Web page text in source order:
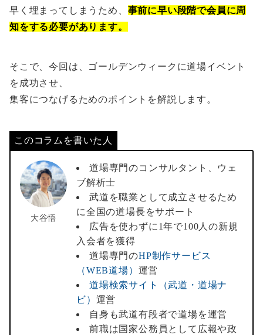
早く埋まってしまうため、 事前に早い段階で会員に周
知をする必要があります。
そこで、今回は、ゴールデンウィークに道場イベント
を成功させ、
集客につなげるためのポイントを解説します。
このコラムを書いた人
大谷悟
道場専門のコンサルタント、ウェ
ブ解析士
武道を職業として成立させるため
に全国の道場長をサポート
広告を使わずに1年で100人の新規
入会者を獲得
道場専門のHP制作サービス
（WEB道場） 運営
道場検索サイト（武道・道場ナ
ビ） 運営
自身も武道有段者で道場を運営
前職は国家公務員として広報や政